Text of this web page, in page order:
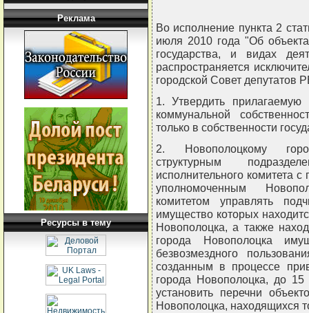
Реклама
Ресурсы в тему
Во исполнение пункта 2
июля 2010 года "Об
государства, и видах
распространяется
городской Совет депутатов
1. Утвердить прилагаемую
коммунальной
только в собственности
2. Новополоцкому
структурным
исполнительного комитета
уполномоченным
комитетом управлять
имущество которых
Новополоцка, а также
города Новополоцка
безвозмездного
созданным в процессе
города Новополоцка, до
установить перечни
Новополоцка, находящихся